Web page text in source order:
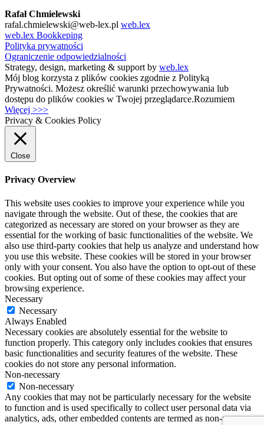
Rafał Chmielewski
rafal.chmielewski@web-lex.pl web.lex
web.lex Bookkeping
Polityka prywatności
Ograniczenie odpowiedzialności
Strategy, design, marketing & support by web.lex
Mój blog korzysta z plików cookies zgodnie z Polityką
Prywatności. Możesz określić warunki przechowywania lub
dostępu do plików cookies w Twojej przeglądarce.Rozumiem
Więcej >>>
Privacy & Cookies Policy
Close
Privacy Overview
This website uses cookies to improve your experience while you
navigate through the website. Out of these, the cookies that are
categorized as necessary are stored on your browser as they are
essential for the working of basic functionalities of the website. We
also use third-party cookies that help us analyze and understand how
you use this website. These cookies will be stored in your browser
only with your consent. You also have the option to opt-out of these
cookies. But opting out of some of these cookies may affect your
browsing experience.
Necessary
Necessary
Always Enabled
Necessary cookies are absolutely essential for the website to
function properly. This category only includes cookies that ensures
basic functionalities and security features of the website. These
cookies do not store any personal information.
Non-necessary
Non-necessary
Any cookies that may not be particularly necessary for the website
to function and is used specifically to collect user personal data via
analytics, ads, other embedded contents are termed as non-necessary